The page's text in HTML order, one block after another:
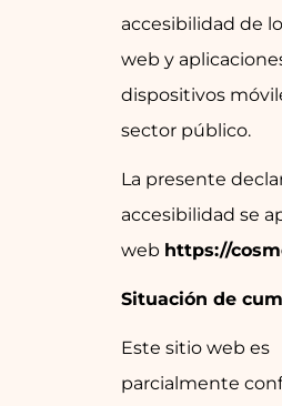
accesibilidad de
web y
dispositivos
sector público.
La presente
accesibilidad se
web https://
Situación de
Este sitio web es
parcialmente